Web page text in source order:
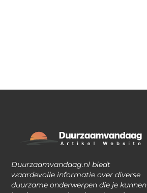
Duurzaamvandaag.nl biedt
waardevolle informatie over diverse
duurzame onderwerpen die je kunnen